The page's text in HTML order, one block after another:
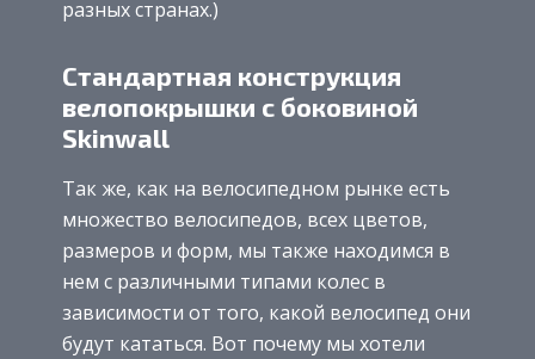
разных странах.)
Стандартная конструкция
велопокрышки с боковиной
Skinwall
Так же, как на велосипедном рынке есть
множество велосипедов, всех цветов,
размеров и форм, мы также находимся в
нем с различными типами колес в
зависимости от того, какой велосипед они
будут кататься. Вот почему мы хотели